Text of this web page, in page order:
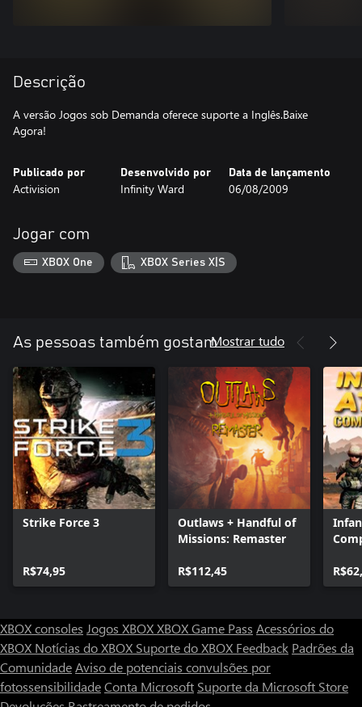
Descrição
A versão Jogos sob Demanda oferece suporte a Inglês.Baixe
Agora!
Publicado por
Activision
Desenvolvido por
Infinity Ward
Data de lançamento
06/08/2009
Jogar com
XBOX One XBOX Series X|S
As pessoas também gostamMostrar tudo
Strike Force 3
R$74,95
Outlaws + Handful of
Missions: Remaster
R$112,45
XBOX consoles Jogos XBOXXBOX Game Pass Acessórios do
XBOX Notícias do XBOX Suporte do XBOX Feedback Padrões da
ComunidadeAviso de potenciais convulsões por
fotossensibilidadeConta Microsoft Suporte da Microsoft Store